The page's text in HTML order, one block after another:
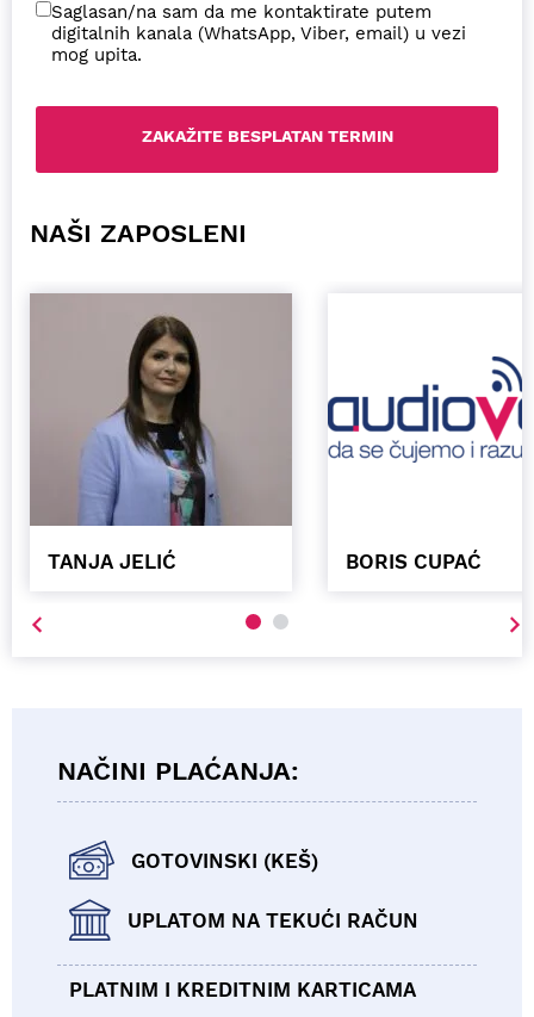
Saglasan/na sam da me kontaktirate putem
digitalnih kanala (WhatsApp, Viber, email) u vezi
mog upita.
NAŠI ZAPOSLENI
TANJA JELIĆ BORIS CUPAĆ
NAČINI PLAĆANJA:
GOTOVINSKI (KEŠ)
UPLATOM NA TEKUĆI RAČUN
PLATNIM I KREDITNIM KARTICAMA